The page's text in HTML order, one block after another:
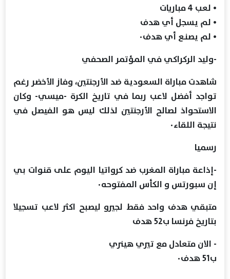
‏• لعب 4 مباريات
‏• لم يسجل أي هدف
‏• لم يصنـع أي هدف٠
-وليد الركراكي في المؤتمر الصحفي
شاهدت مباراة السعودية ضد الأرجنتين، وفاز الأخضر رغم
تواجد أفضل لاعب ربما في تاريخ الكرة -ميسي- وكان
الاستحواذ لصالح الأرجنتين لذلك ليس هو الفيصل في
نتيجة اللقاء٠
رسميا
-إذاعة مباراة المغرب ضد كرواتيا اليوم على قنوات بي
إن سبورتس و الكأس المفتوحه٠
متبقي هدف واحد فقط لجيرو ليصبح اكثر لاعب تسجيلا
بتاريخ فرنسا ب52 هدف
- الان متعادل مع تيري هينري
ب51 هدف٠